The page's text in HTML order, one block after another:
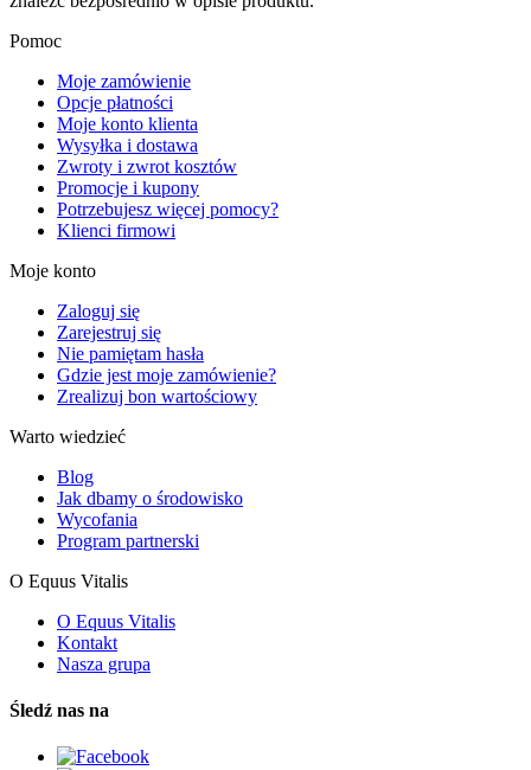
Pomoc
Moje zamówienie
Opcje płatności
Moje konto klienta
Wysyłka i dostawa
Zwroty i zwrot kosztów
Promocje i kupony
Potrzebujesz więcej pomocy?
Klienci firmowi
Moje konto
Zaloguj się
Zarejestruj się
Nie pamiętam hasła
Gdzie jest moje zamówienie?
Zrealizuj bon wartościowy
Warto wiedzieć
Blog
Jak dbamy o środowisko
Wycofania
Program partnerski
O Equus Vitalis
O Equus Vitalis
Kontakt
Nasza grupa
Śledź nas na